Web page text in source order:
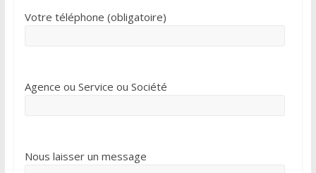
Votre téléphone (obligatoire)
Agence ou Service ou Société
Nous laisser un message